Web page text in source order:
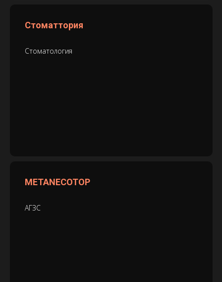
Стоматтория
Стоматология
METANECOTOP
АГЗС